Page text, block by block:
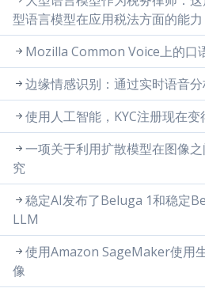
型语言模型在应用税法方面的能力
Mozilla Common Voice上的
边缘情感识别：通过实时语音
使用人工智能，KYC注册现在变
一项关于利用扩散模型在图像
究
稳定AI发布了Beluga 1和稳定
LLM
使用Amazon SageMaker使用
像